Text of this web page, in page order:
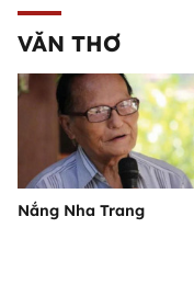
VĂN THƠ
Nắng Nha Trang